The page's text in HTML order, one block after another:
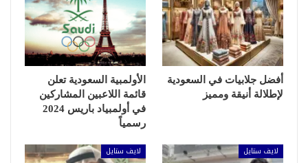
أفضل جلابيات في السعودية
لإطلالة أنيقة ومميز
الأولمبية السعودية تعلن
قائمة اللاعبين المشاركين
في أولمبياد باريس 2024
رسمياً
لايف ستايل لايف ستايل